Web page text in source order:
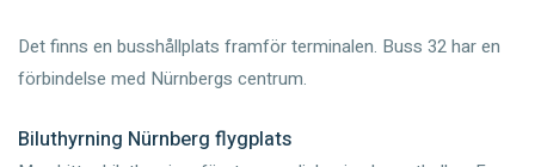
Det finns en busshållplats framför terminalen. Buss 32 har en
förbindelse med Nürnbergs centrum.
Biluthyrning Nürnberg flygplats